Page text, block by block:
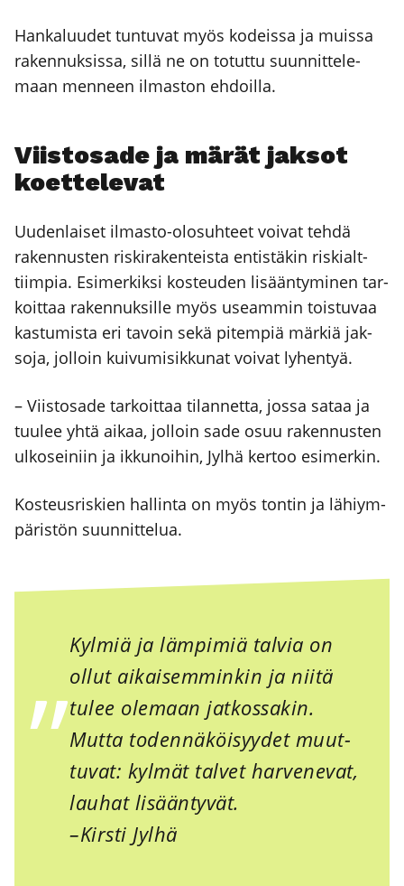
Han­ka­luu­det tun­tu­vat myös kodeis­sa ja muis­sa
raken­nuk­sis­sa, sil­lä ne on totut­tu suun­nit­te­le­
maan men­neen ilmas­ton ehdoil­la.
Viis­to­sa­de ja märät jak­sot
koet­te­le­vat
Uuden­lai­set ilmas­to-olo­suh­teet voi­vat teh­dä
raken­nus­ten ris­ki­ra­ken­teis­ta entis­tä­kin ris­kialt­
tiim­pia. Esi­mer­kik­si kos­teu­den lisään­ty­mi­nen tar­
koit­taa raken­nuk­sil­le myös useam­min tois­tu­vaa
kas­tu­mis­ta eri tavoin sekä pitem­piä mär­kiä jak­
so­ja, jol­loin kui­vu­mi­sik­ku­nat voi­vat lyhen­tyä.
– Viis­to­sa­de tar­koit­taa tilan­net­ta, jos­sa sataa ja
tuu­lee yhtä aikaa, jol­loin sade osuu raken­nus­ten
ulko­sei­niin ja ikku­noi­hin, Jyl­hä ker­too esi­mer­kin.
Kos­teus­ris­kien hal­lin­ta on myös ton­tin ja lähiym­
pä­ris­tön suun­nit­te­lua.
Kyl­miä ja läm­pi­miä tal­via on
ollut aikai­sem­min­kin ja nii­tä
tulee ole­maan jat­kos­sa­kin.
Mut­ta toden­nä­köi­syy­det muut­
tu­vat: kyl­mät tal­vet har­ve­ne­vat,
lau­hat lisään­ty­vät.
–Kirs­ti Jyl­hä